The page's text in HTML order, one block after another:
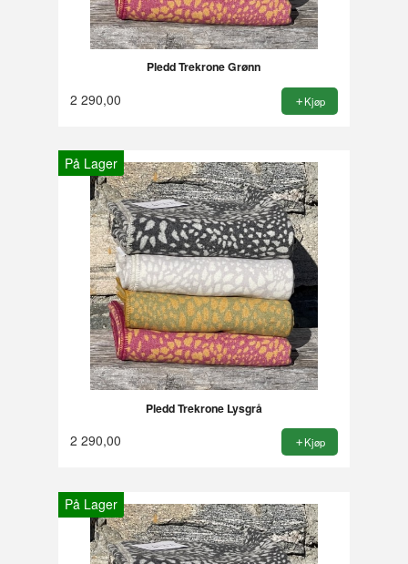
Pledd Trekrone Grønn
2 290,00 Kjøp
På Lager
Pledd Trekrone Lysgrå
2 290,00 Kjøp
På Lager